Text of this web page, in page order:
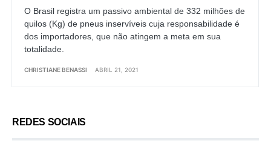
O Brasil registra um passivo ambiental de 332 milhões de
quilos (Kg) de pneus inservíveis cuja responsabilidade é
dos importadores, que não atingem a meta em sua
totalidade.
CHRISTIANE BENASSI ABRIL 21, 2021
REDES SOCIAIS